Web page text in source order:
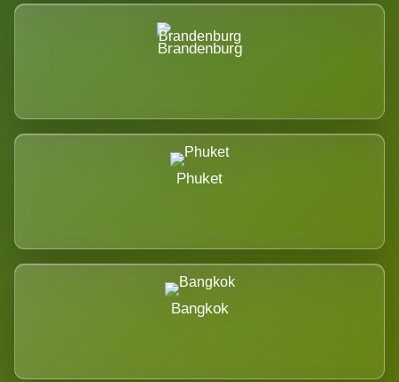
Brandenburg
Phuket
Bangkok